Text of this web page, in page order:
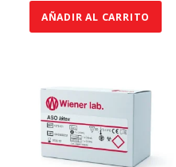
AÑADIR AL CARRITO